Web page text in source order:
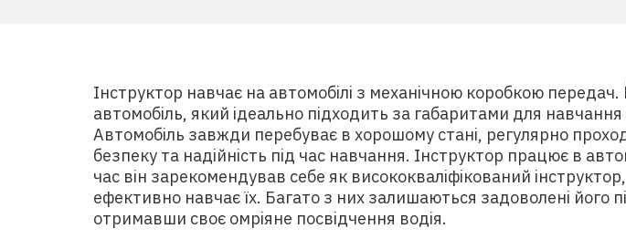
Інструктор навчає на автомобілі з механічною коробкою
автомобіль, який ідеально підходить за габаритами для
Автомобіль завжди перебуває в хорошому стані, регулярно
безпеку та надійність під час навчання. Інструктор працює в
час він зарекомендував себе як висококваліфікований
ефективно навчає їх. Багато з них залишаються задоволені його
отримавши своє омріяне посвідчення водія.